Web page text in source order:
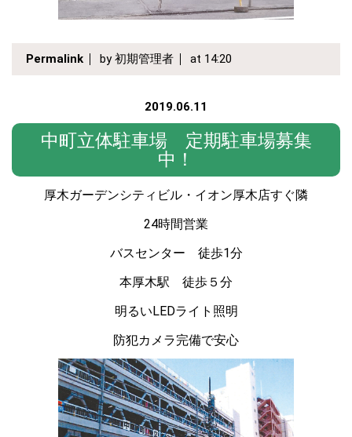
Permalink by 初期管理者 at 14:20
2019.06.11
中町立体駐車場 定期駐車場募集
中！
厚木ガーデンシティビル・イオン厚木店すぐ隣
24時間営業
バスセンター 徒歩1分
本厚木駅 徒歩５分
明るいLEDライト照明
防犯カメラ完備で安心